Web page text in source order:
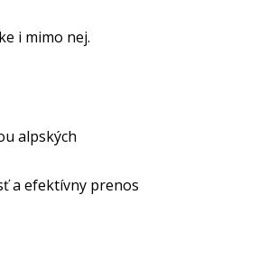
i mimo nej.
alpských
a efektívny prenos